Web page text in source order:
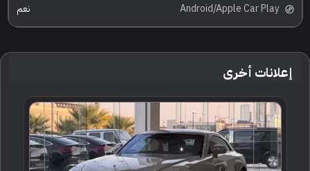
Android/Apple Car Play نعم
إعلانات أخرى